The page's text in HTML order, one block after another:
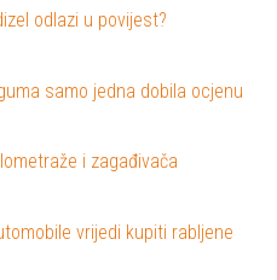
odlazi u povijest?
samo jedna dobila ocjenu
i zagađivača
vrijedi kupiti rabljene